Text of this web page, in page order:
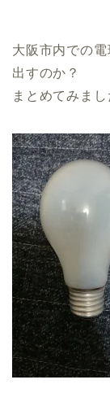
大阪市内での
出すのか？
まとめてみまし